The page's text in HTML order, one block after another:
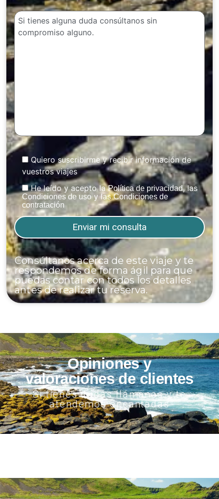
Quiero suscribirme y recibir información de
vuestros viajes
He leído y acepto laPolítica de privacidad , las
Condiciones de uso y lasCondiciones de
contratación
Consúltanos acerca de este viaje y te
respondemos de forma ágil para que
puedas contar con todos los detalles
antes de realizar tu reserva.
Opiniones y
valoraciones de clientes
Si tienes dudas llámanos y te
atendemos encantadas